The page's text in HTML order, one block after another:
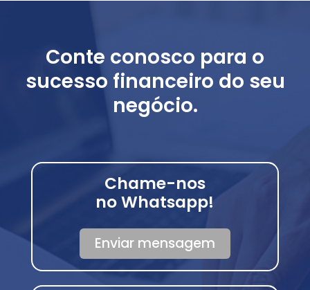
Conte conosco para o
sucesso financeiro do seu
negócio.
Chame-nos
no Whatsapp!
Enviar mensagem